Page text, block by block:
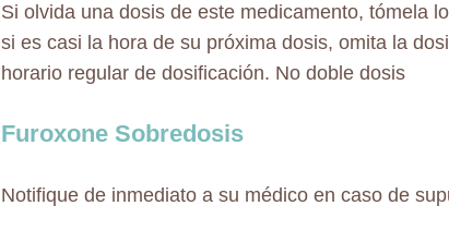
Si olvida una dosis de este medicamento, tómela
si es casi la hora de su próxima dosis, omita la
horario regular de dosificación. No doble dosis
Furoxone Sobredosis
Notifique de inmediato a su médico en caso de